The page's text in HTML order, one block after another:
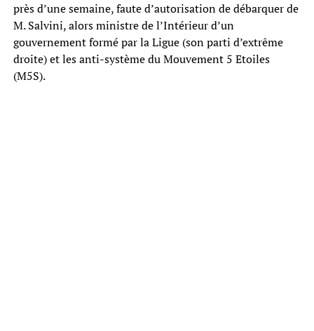
près d’une semaine, faute d’autorisation de débarquer de
M. Salvini, alors ministre de l’Intérieur d’un
gouvernement formé par la Ligue (son parti d’extrême
droite) et les anti-système du Mouvement 5 Etoiles
(M5S).